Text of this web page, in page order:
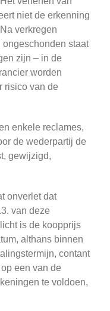
niet de erkenning
verkregen
staat
zijn – in de
worden
risico van de
enkele reclames,
de wederpartij de
gewijzigd,
onverlet dat
van deze
is de koopprijs
althans binnen
contant
een van de
te voldoen,